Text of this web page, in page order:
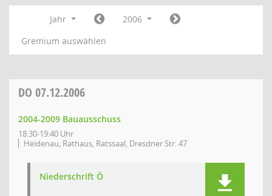
Jahr
2006
Gremium auswählen
DO 07.12.2006
2004-2009 Bauausschuss
18:30-19:40 Uhr
Heidenau, Rathaus, Ratssaal, Dresdner Str. 47
Niederschrift Ö